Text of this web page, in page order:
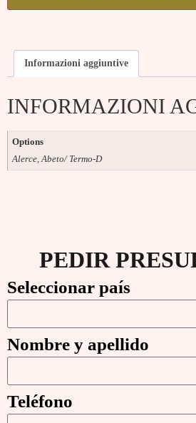
Informazioni aggiuntive
INFORMAZIONI
Options
Alerce, Abeto/ Termo-D
PEDIR
Seleccionar país
Nombre y apellido
Teléfono